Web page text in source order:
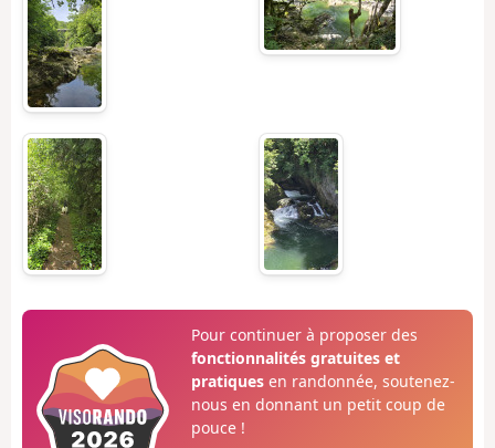
Pour continuer à proposer des
fonctionnalités gratuites et
pratiquesen randonnée, soutenez-
nous en donnant un petit coup de
pouce !